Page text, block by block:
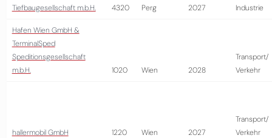
Tiefbaugesellschaft m.b.H.
4320 Perg 2027 Industrie
Hafen Wien GmbH &
TerminalSped
Speditionsgesellschaft
m.b.H.
1020 Wien 2028
Transport/
Verkehr
hallermobil GmbH 1220 Wien 2027
Transport/
Verkehr